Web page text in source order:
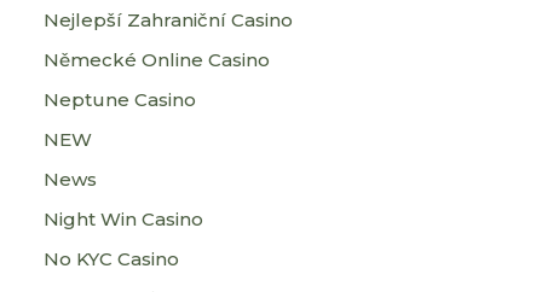
Nejlepší Zahraniční Casino
Německé Online Casino
Neptune Casino
NEW
News
Night Win Casino
No KYC Casino